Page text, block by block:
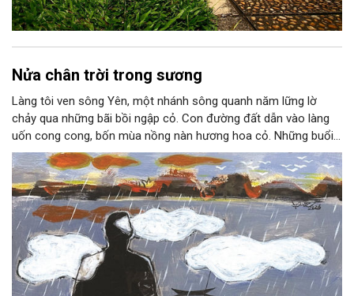
Nửa chân trời trong sương
Làng tôi ven sông Yên, một nhánh sông quanh năm lững lờ
chảy qua những bãi bồi ngập cỏ. Con đường đất dẫn vào làng
uốn cong cong, bốn mùa nồng nàn hương hoa cỏ. Những buổi
hoàng hôn, khi nắng đã dịu xuống phía cuối sông, đám hoa tím
lại thẫm màu như có ai vừa rắc lên một lớp khói.